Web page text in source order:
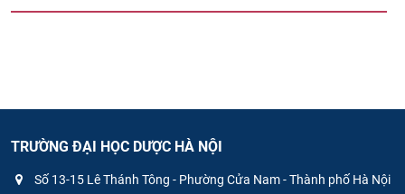
TRƯỜNG ĐẠI HỌC DƯỢC HÀ NỘI
Số 13-15 Lê Thánh Tông - Phường Cửa Nam - Thành phố Hà Nội